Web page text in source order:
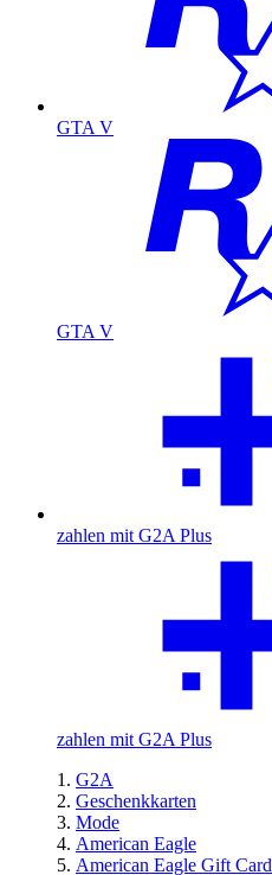
GTA V
GTA V
zahlen mit G2A Plus
zahlen mit G2A Plus
G2A
Geschenkkarten
Mode
American Eagle
American Eagle Gift Card